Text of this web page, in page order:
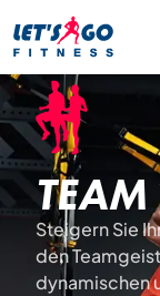
Steigern Sie
den
dynamischen